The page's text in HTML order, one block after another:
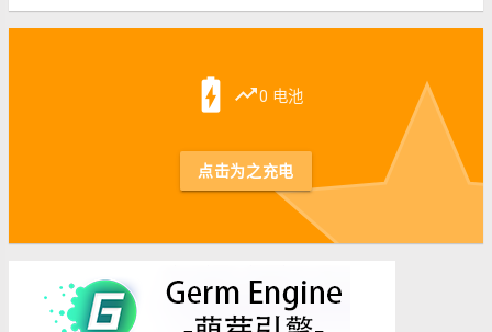
battery_charging_full trending_up0 电池
点击为之充电